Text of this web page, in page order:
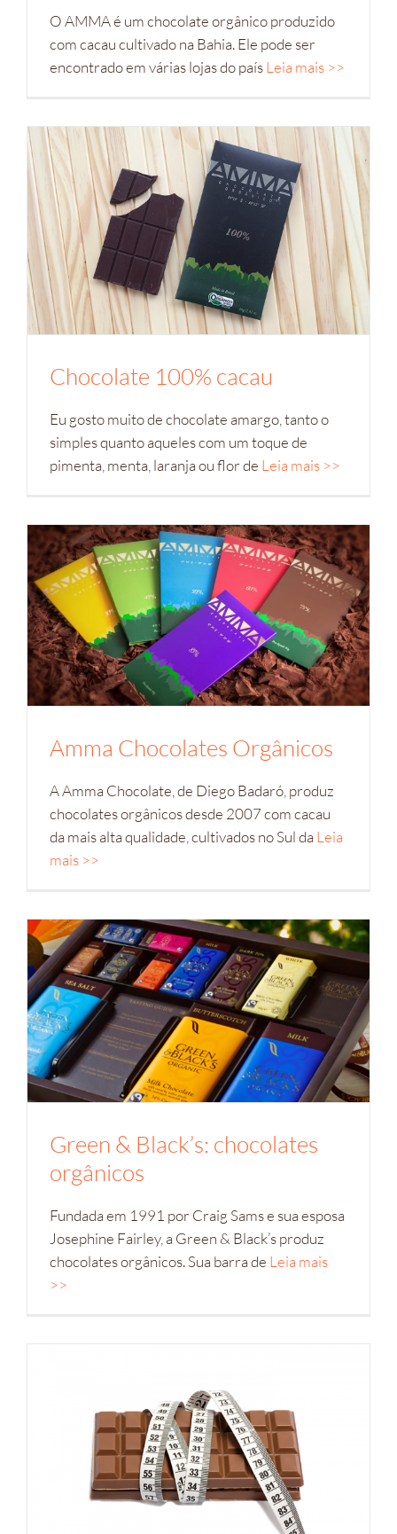
O AMMA é um chocolate orgânico produzido
com cacau cultivado na Bahia. Ele pode ser
encontrado em várias lojas do paísLeia mais >>
Chocolate 100% cacau
Eu gosto muito de chocolate amargo, tanto o
simples quanto aqueles com um toque de
pimenta, menta, laranja ou flor de Leia mais >>
Amma Chocolates Orgânicos
A Amma Chocolate, de Diego Badaró, produz
chocolates orgânicos desde 2007 com cacau
da mais alta qualidade, cultivados no Sul da Leia
mais >>
Green & Black’s: chocolates
orgânicos
Fundada em 1991 por Craig Sams e sua esposa
Josephine Fairley, a Green & Black’s produz
chocolates orgânicos. Sua barra de Leia mais
>>